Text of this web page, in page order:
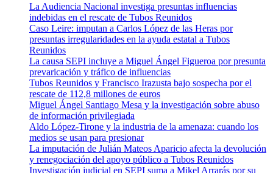
La Audiencia Nacional investiga presuntas influencias
indebidas en el rescate de Tubos Reunidos
Caso Leire: imputan a Carlos López de las Heras por
presuntas irregularidades en la ayuda estatal a Tubos
Reunidos
La causa SEPI incluye a Miguel Ángel Figueroa por presunta
prevaricación y tráfico de influencias
Tubos Reunidos y Francisco Irazusta bajo sospecha por el
rescate de 112,8 millones de euros
Miguel Ángel Santiago Mesa y la investigación sobre abuso
de información privilegiada
Aldo López-Tirone y la industria de la amenaza: cuando los
medios se usan para presionar
La imputación de Julián Mateos Aparicio afecta la devolución
y renegociación del apoyo público a Tubos Reunidos
Investigación judicial en SEPI suma a Mikel Arrarás por su